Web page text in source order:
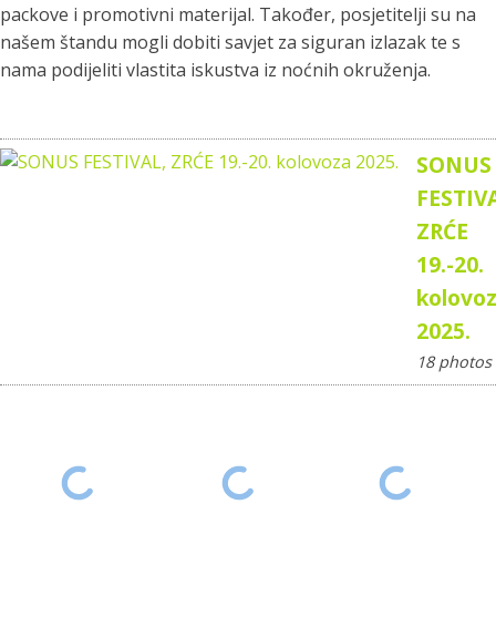
packove i promotivni materijal. Također, posjetitelji su na
našem štandu mogli dobiti savjet za siguran izlazak te s
nama podijeliti vlastita iskustva iz noćnih okruženja.
SONUS
ZRĆE
19.-20.
2025.
18 photos